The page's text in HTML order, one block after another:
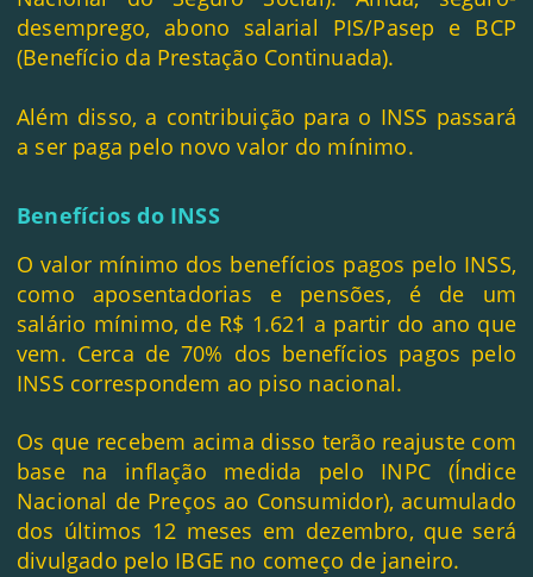
desemprego, abono salarial PIS/Pasep e BCP
(Benefício da Prestação Continuada).
Além disso, a contribuição para o INSS passará
a ser paga pelo novo valor do mínimo.
Benefícios do INSS
O valor mínimo dos benefícios pagos pelo INSS,
como aposentadorias e pensões, é de um
salário mínimo, de R$ 1.621 a partir do ano que
vem. Cerca de 70% dos benefícios pagos pelo
INSS correspondem ao piso nacional.
Os que recebem acima disso terão reajuste com
base na inflação medida pelo INPC (Índice
Nacional de Preços ao Consumidor), acumulado
dos últimos 12 meses em dezembro, que será
divulgado pelo IBGE no começo de janeiro.